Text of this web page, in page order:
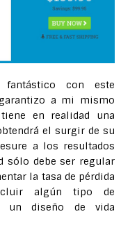
con este
a mi mismo
en realidad una
el surgir de su
a los resultados
sólo debe ser regular
la tasa de pérdida
algún tipo de
un diseño de vida